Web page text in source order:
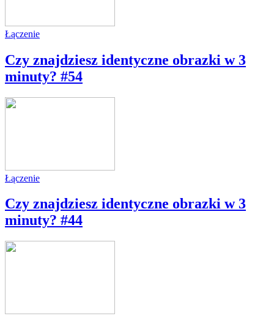
Łączenie
Czy znajdziesz identyczne obrazki w 3
minuty? #54
Łączenie
Czy znajdziesz identyczne obrazki w 3
minuty? #44